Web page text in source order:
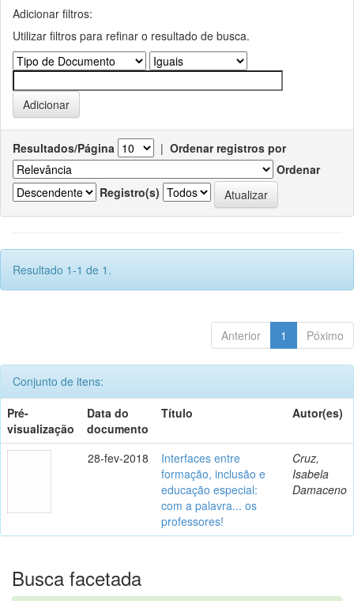
Adicionar filtros:
Utilizar filtros para refinar o resultado de busca.
Resultados/Página | Ordenar registros por
Ordenar
Registro(s)
Resultado 1-1 de 1.
Anterior 1 Póximo
Conjunto de itens:
Pré-
visualização
Data do
documento
Título Autor(es)
28-fev-2018
Interfaces entre
formação, inclusão e
educação especial:
com a palavra... os
professores!
Cruz,
Isabela
Damaceno
Busca facetada